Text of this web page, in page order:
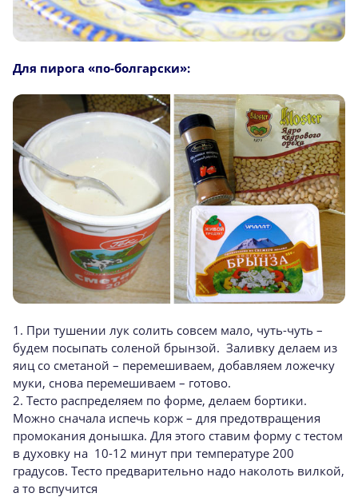
Для пирога «по-болгарски»:
1. При тушении лук солить совсем мало, чуть-чуть –
будем посыпать соленой брынзой. Заливку делаем из
яиц со сметаной – перемешиваем, добавляем ложечку
муки, снова перемешиваем – готово.
2. Тесто распределяем по форме, делаем бортики.
Можно сначала испечь корж – для предотвращения
промокания донышка. Для этого ставим форму с тестом
в духовку на 10-12 минут при температуре 200
градусов. Тесто предварительно надо наколоть вилкой,
а то вспучится